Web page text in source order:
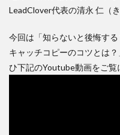
LeadClover代表の清永 仁（
今回は「知らないと後悔す
キャッチコピーのコツとは
ひ下記のYoutube動画をご覧